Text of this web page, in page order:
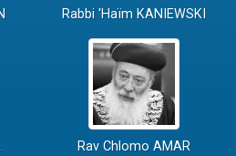
Rabbi 'Haïm KANIEWSKI
Rav Chlomo AMAR